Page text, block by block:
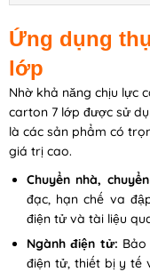
Ứng dụng
lớp
Nhờ khả năng chịu lực
carton 7 lớp được sử
là các sản phẩm có
giá trị cao.
Chuyển nhà,
đạc, hạn chế va
điện tử và tài liệu
Ngành điện tử:
điện tử, thiết bị y tế